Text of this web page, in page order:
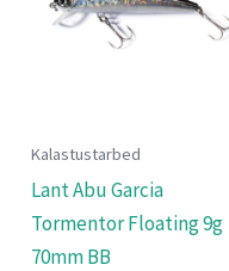
Kalastustarbed
Lant Abu Garcia
Tormentor Floating 9g
70mm BB